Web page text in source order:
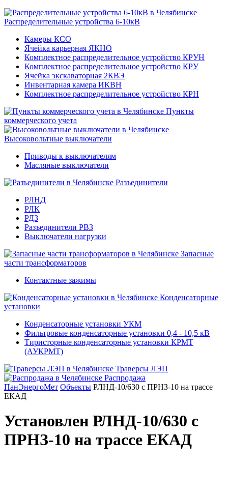
Распределительные устройства 6-10кВ
Камеры КСО
Ячейка карьерная ЯКНО
Комплектное распределительное устройство КРУН
Комплектное распределительное устройство КРУ
Ячейка экскаваторная 2КВЭ
Инвентарная камера ИКВН
Комплектное распределительное устройство КРН
Пункты
коммерческого учета
Высоковольтные выключатели
Приводы к выключателям
Масляные выключатели
Разъединители
РЛНД
РЛК
РДЗ
Разъединители РВЗ
Выключатели нагрузки
Запасные
части трансформаторов
Контактные зажимы
Конденсаторные
установки
Конденсаторные установки УКМ
Фильтровые конденсаторные установки 0,4 - 10,5 кВ
Тиристорные конденсаторные установки КРМТ
(АУКРМТ)
Траверсы ЛЭП
Распродажа
ПанЭнергоМет Объекты РЛНД-10/630 с ПРНЗ-10 на трассе
ЕКАД
Установлен РЛНД-10/630 с
ПРНЗ-10 на трассе ЕКАД